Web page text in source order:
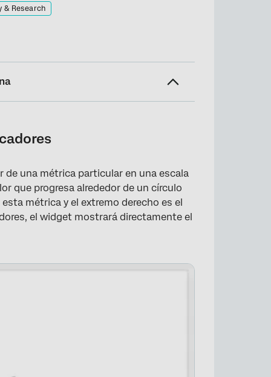
& Research
una métrica particular en una escala
que progresa alrededor de un círculo
métrica y el extremo derecho es el
el widget mostrará directamente el